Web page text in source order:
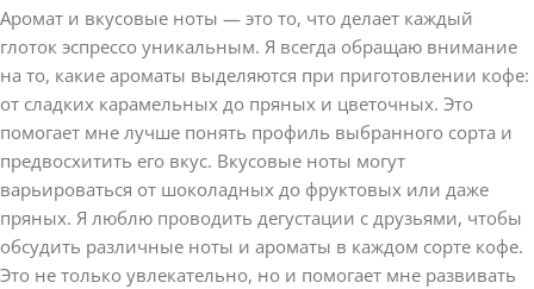
Аромат и вкусовые ноты — это то, что делает каждый
глоток эспрессо уникальным. Я всегда обращаю внимание
на то, какие ароматы выделяются при приготовлении кофе:
от сладких карамельных до пряных и цветочных. Это
помогает мне лучше понять профиль выбранного сорта и
предвосхитить его вкус. Вкусовые ноты могут
варьироваться от шоколадных до фруктовых или даже
пряных. Я люблю проводить дегустации с друзьями, чтобы
обсудить различные ноты и ароматы в каждом сорте кофе.
Это не только увлекательно, но и помогает мне развивать